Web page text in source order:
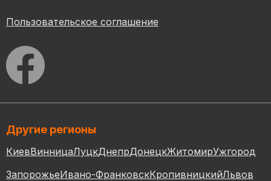
Пользовательское соглашение
Другие регионы
КиевВинницаЛуцкДнепрДонецкЖитомирУжгород
ЗапорожьеИвано-ФранковскКропивницкийЛьвов